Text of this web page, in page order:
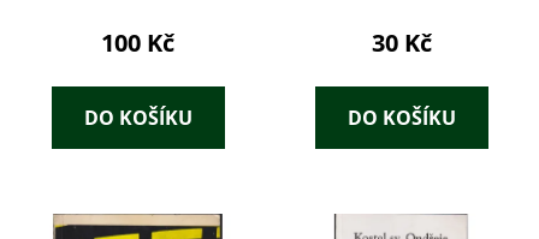
100 Kč
DO KOŠÍKU
30 Kč
DO KOŠÍKU